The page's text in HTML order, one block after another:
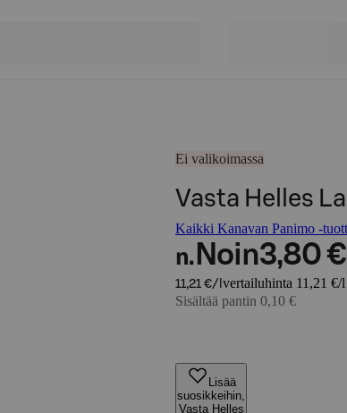
Ei valikoimassa
Vasta Helles
Kaikki Kanavan Panimo -
n. Noin3,80 €
11,21 €/l vertailuhinta 11,21 €/l
Sisältää pantin 0,10 €
Lisää
suosikkeihin,
Vasta Helles